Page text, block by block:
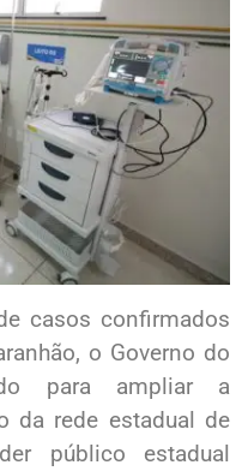
casos confirmados
o Governo do
para ampliar a
da rede estadual de
público estadual